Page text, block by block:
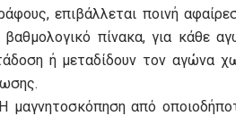
επιβάλλεται ποινή
πίνακα, για κάθε
ή μεταδίδουν τον αγώνα
από οποιοδήποτε